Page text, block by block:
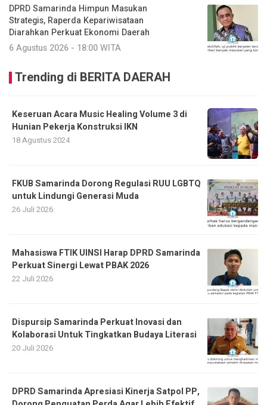
DPRD Samarinda Himpun Masukan
Strategis, Raperda Kepariwisataan
Diarahkan Perkuat Ekonomi Daerah
6 Agustus 2026 - 18:00 WITA
Trending di BERITA DAERAH
Keseruan Acara Music Healing Volume 3 di
Hunian Pekerja Konstruksi IKN
18 Agustus 2024
FKUB Samarinda Dorong Regulasi RUU LGBTQ
untuk Lindungi Generasi Muda
26 Juli 2026
Mahasiswa FTIK UINSI Harap DPRD Samarinda
Perkuat Sinergi Lewat PBAK 2026
22 Juli 2026
Dispursip Samarinda Perkuat Inovasi dan
Kolaborasi Untuk Tingkatkan Budaya Literasi
20 Juli 2026
DPRD Samarinda Apresiasi Kinerja Satpol PP,